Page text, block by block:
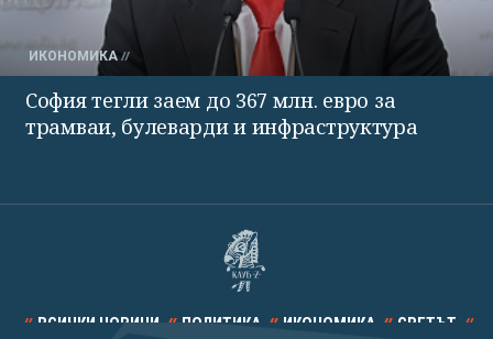
ИКОНОМИКА
София тегли заем до 367 млн. евро за
трамваи, булеварди и инфраструктура
ВСИЧКИ НОВИНИ ПОЛИТИКА ИКОНОМИКА СВЕТЪТ